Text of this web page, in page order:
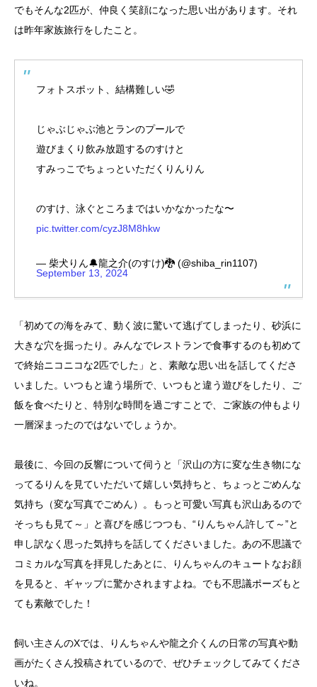
でもそんな2匹が、仲良く笑顔になった思い出があります。それ
は昨年家族旅行をしたこと。
フォトスポット、結構難しい🤣
じゃぶじゃぶ池とランのプールで
遊びまくり飲み放題するのすけと
すみっこでちょっといただくりんりん
のすけ、泳ぐところまではいかなかったな〜
pic.twitter.com/cyzJ8M8hkw
— 柴犬りん🔔龍之介(のすけ)🐉 (@shiba_rin1107)
September 13, 2024
「初めての海をみて、動く波に驚いて逃げてしまったり、砂浜に
大きな穴を掘ったり。みんなでレストランで食事するのも初めて
で終始ニコニコな2匹でした」と、素敵な思い出を話してくださ
いました。いつもと違う場所で、いつもと違う遊びをしたり、ご
飯を食べたりと、特別な時間を過ごすことで、ご家族の仲もより
一層深まったのではないでしょうか。
最後に、今回の反響について伺うと「沢山の方に変な生き物にな
ってるりんを見ていただいて嬉しい気持ちと、ちょっとごめんな
気持ち（変な写真でごめん）。もっと可愛い写真も沢山あるので
そっちも見て～」と喜びを感じつつも、“りんちゃん許して～”と
申し訳なく思った気持ちを話してくださいました。あの不思議で
コミカルな写真を拝見したあとに、りんちゃんのキュートなお顔
を見ると、ギャップに驚かされますよね。でも不思議ポーズもと
ても素敵でした！
飼い主さんのXでは、りんちゃんや龍之介くんの日常の写真や動
画がたくさん投稿されているので、ぜひチェックしてみてくださ
いね。